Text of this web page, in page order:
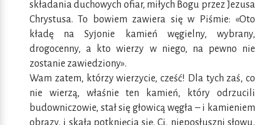
składania duchowych ofiar, miłych Bogu przez Jezusa
Chrystusa. To bowiem zawiera się w Piśmie: «Oto
kładę na Syjonie kamień węgielny, wybrany,
drogocenny, a kto wierzy w niego, na pewno nie
zostanie zawiedziony».
Wam zatem, którzy wierzycie, cześć! Dla tych zaś, co
nie wierzą, właśnie ten kamień, który odrzucili
budowniczowie, stał się głowicą węgła – i kamieniem
obrazy, i skałą potknięcia się. Ci, nieposłuszni słowu,